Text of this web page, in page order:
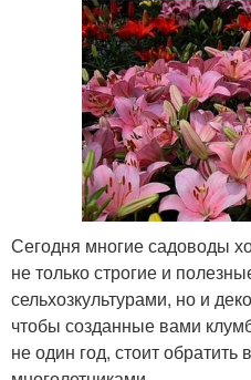
Сегодня многие садоводы
не только строгие и
сельхозкультурами, но и
чтобы созданные вами
не один год, стоит